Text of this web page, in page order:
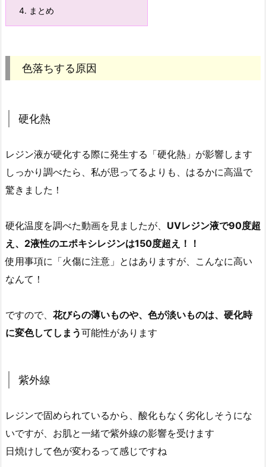
4. まとめ
色落ちする原因
硬化熱
レジン液が硬化する際に発生する「硬化熱」が影響します
しっかり調べたら、私が思ってるよりも、はるかに高温で
驚きました！
硬化温度を調べた動画を見ましたが、 UVレジン液で90度超
え、2液性のエポキシレジンは150度超え！！
使用事項に「火傷に注意」とはありますが、こんなに高い
なんて！
ですので、 花びらの薄いものや、色が淡いものは、硬化時
に変色してしまう可能性があります
紫外線
レジンで固められているから、酸化もなく劣化しそうにな
いですが、お肌と一緒で紫外線の影響を受けます
日焼けして色が変わるって感じですね